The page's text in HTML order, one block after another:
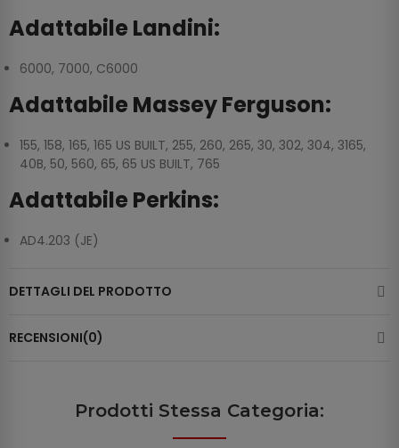
Adattabile Landini:
6000, 7000, C6000
Adattabile Massey Ferguson:
155, 158, 165, 165 US BUILT, 255, 260, 265, 30, 302, 304, 3165,
40B, 50, 560, 65, 65 US BUILT, 765
Adattabile Perkins:
AD4.203 (JE)
DETTAGLI DEL PRODOTTO
RECENSIONI(0)
Prodotti Stessa Categoria: